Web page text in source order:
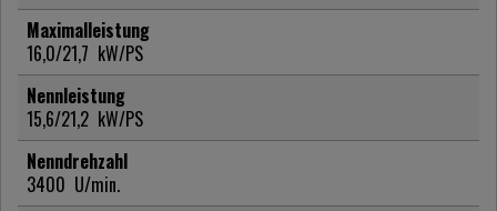
Maximalleistung
16,0/21,7 kW/PS
Nennleistung
15,6/21,2 kW/PS
Nenndrehzahl
3400 U/min.